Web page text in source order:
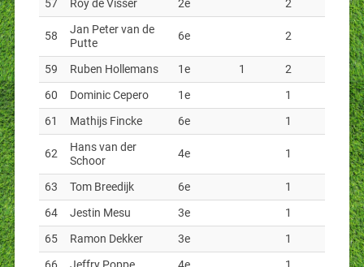
57 Roy de Visser 2e 2
58
Jan Peter van de
Putte
6e 2
59 Ruben Hollemans 1e 1
2
60
Dominic Cepero 1e
1
61
Mathijs Fincke 6e 1
62
Hans van der
Schoor
4e 1
63 Tom Breedijk 6e
1
64
Jestin Mesu 3e
1
65
Ramon Dekker 3e
1